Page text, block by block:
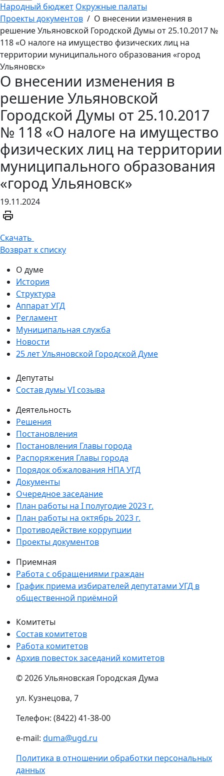
Народный бюджет Окружные палаты
Проекты документов / О внесении изменения в
решение Ульяновской Городской Думы от 25.10.2017 №
118 «О налоге на имущество физических лиц на
территории муниципального образования «город
Ульяновск»
О внесении изменения в
решение Ульяновской
Городской Думы от 25.10.2017
№ 118 «О налоге на имущество
физических лиц на территории
муниципального образования
«город Ульяновск»
19.11.2024
Скачать
Возврат к списку
О думе
История
Структура
Аппарат УГД
Регламент
Муниципальная служба
Новости
25 лет Ульяновской Городской Думе
Депутаты
Состав думы VI созыва
Деятельность
Решения
Постановления
Постановления Главы города
Распоряжения Главы города
Порядок обжалования НПА УГД
Документы
Очередное заседание
План работы на I полугодие 2023 г.
План работы на октябрь 2023 г.
Противодействие коррупции
Проекты документов
Приемная
Работа с обращениями граждан
График приема избирателей депутатами УГД в
общественной приёмной
Комитеты
Состав комитетов
Работа комитетов
Архив повесток заседаний комитетов
© 2026 Ульяновская Городская Дума
ул. Кузнецова, 7
Телефон: (8422) 41-38-00
e-mail: duma@ugd.ru
Политика в отношении обработки персональных
данных